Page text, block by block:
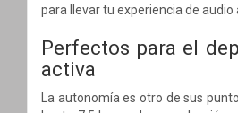
para llevar tu experiencia de audio
Perfectos para el
activa
La autonomía es otro de sus